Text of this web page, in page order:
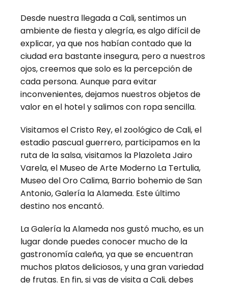
Desde nuestra llegada a Cali, sentimos un
ambiente de fiesta y alegría, es algo difícil de
explicar, ya que nos habían contado que la
ciudad era bastante insegura, pero a nuestros
ojos, creemos que solo es la percepción de
cada persona. Aunque para evitar
inconvenientes, dejamos nuestros objetos de
valor en el hotel y salimos con ropa sencilla.
Visitamos el Cristo Rey, el zoológico de Cali, el
estadio pascual guerrero, participamos en la
ruta de la salsa, visitamos la Plazoleta Jairo
Varela, el Museo de Arte Moderno La Tertulia,
Museo del Oro Calima, Barrio bohemio de San
Antonio, Galería la Alameda. Este último
destino nos encantó.
La Galería la Alameda nos gustó mucho, es un
lugar donde puedes conocer mucho de la
gastronomía caleña, ya que se encuentran
muchos platos deliciosos, y una gran variedad
de frutas. En fin, si vas de visita a Cali, debes